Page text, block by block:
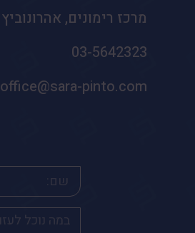
מרכז רימונים, אהרונוביץ 10, בני ברק
03-5642323
office@sara-pinto.com